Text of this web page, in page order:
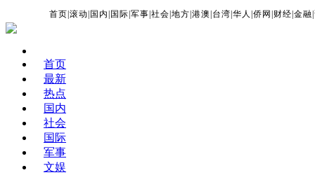
首页 |滚动 国内 国际 |军事 |社会 |地方 |港澳 台湾 |华人 |侨网 财经 |金融 |
首页
最新
热点
国内
社会
国际
军事
文娱